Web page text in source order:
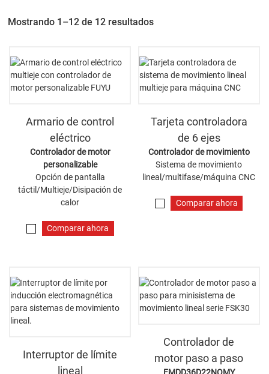
Mostrando 1–12 de 12 resultados
Armario de control
eléctrico
Controlador de motor
personalizable
Opción de pantalla
táctil/Multieje/Disipación de
calor
Comparar ahora
Tarjeta controladora
de 6 ejes
Controlador de movimiento
Sistema de movimiento
lineal/multifase/máquina CNC
Comparar ahora
Interruptor de límite
lineal
Controlador de
motor paso a paso
FMDD36D22NOMY